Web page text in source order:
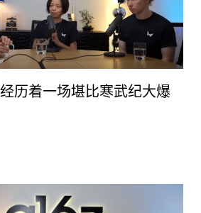
历着一场堪比寒武纪大爆